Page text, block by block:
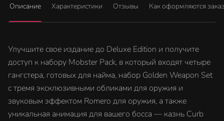
Описание Характеристики Отзывы Как оформляются
Улучшите свое издание до Deluxe Edition и получите
доступ к набору Mobster Pack, в который входят четыре
гангстера, готовых для найма, набор Golden Weapon Set
с тремя эксклюзивными обликами для оружия и
звуковым эффектом Romero для оружия, а также
уникальная анимация для вашего босса — казнь Curb